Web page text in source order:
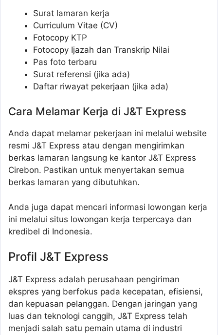
Surat lamaran kerja
Curriculum Vitae (CV)
Fotocopy KTP
Fotocopy Ijazah dan Transkrip Nilai
Pas foto terbaru
Surat referensi (jika ada)
Daftar riwayat pekerjaan (jika ada)
Cara Melamar Kerja di J&T Express
Anda dapat melamar pekerjaan ini melalui website
resmi J&T Express atau dengan mengirimkan
berkas lamaran langsung ke kantor J&T Express
Cirebon. Pastikan untuk menyertakan semua
berkas lamaran yang dibutuhkan.
Anda juga dapat mencari informasi lowongan kerja
ini melalui situs lowongan kerja terpercaya dan
kredibel di Indonesia.
Profil J&T Express
J&T Express adalah perusahaan pengiriman
ekspres yang berfokus pada kecepatan, efisiensi,
dan kepuasan pelanggan. Dengan jaringan yang
luas dan teknologi canggih, J&T Express telah
menjadi salah satu pemain utama di industri